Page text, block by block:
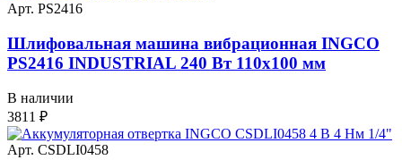
Арт. PS2416
Шлифовальная машина вибрационная INGCO
PS2416 INDUSTRIAL 240 Вт 110х100 мм
В наличии
3811 ₽
Арт. CSDLI0458